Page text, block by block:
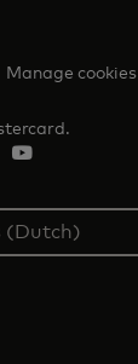
Manage cookies